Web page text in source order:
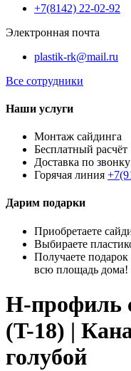
+7(8142) 22-02-92
Электронная почта
plastik-rk@mail.ru
Все сотрудники
Наши услуги
Монтаж сайдинга
Бесплатный расчёт
Доставка по звонку
Горячая линия
Дарим подарки
Приобретаете
Выбираете
Получаете
всю площадь дома!
H-профиль
(T-18) |
голубой